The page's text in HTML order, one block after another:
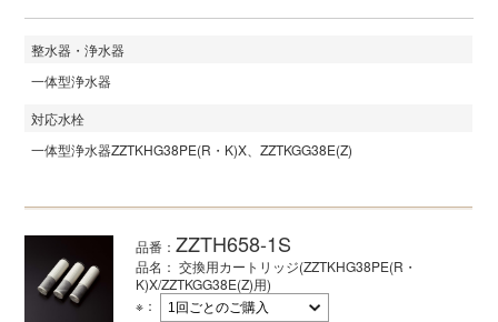
整水器・浄水器
一体型浄水器
対応水栓
一体型浄水器ZZTKHG38PE(R・K)X、ZZTKGG38E(Z)
品番：ZZTH658-1S
品名： 交換用カートリッジ(ZZTKHG38PE(R・
K)X/ZZTKGG38E(Z)用)
※ ：